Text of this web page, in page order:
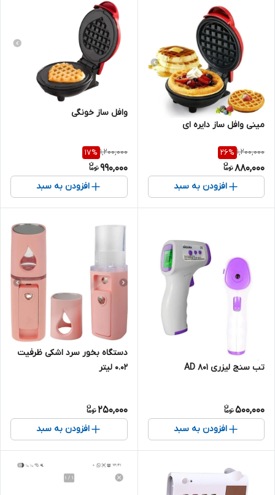
مینی وافل ساز دایره ای
1,200,000
26%
880,000
افزودن به سبد
وافل ساز خونگی
1,200,000
17%
990,000
افزودن به سبد
تب سنج لیزری AD 801
500,000
افزودن به سبد
دستگاه بخور سرد اشکی ظرفیت
0.02 لیتر
250,000
افزودن به سبد